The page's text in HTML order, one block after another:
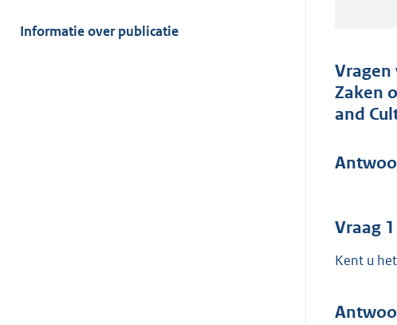
van:
Informatie over publicatie
Vragen
Zaken
and
Vraag 1
Kent u